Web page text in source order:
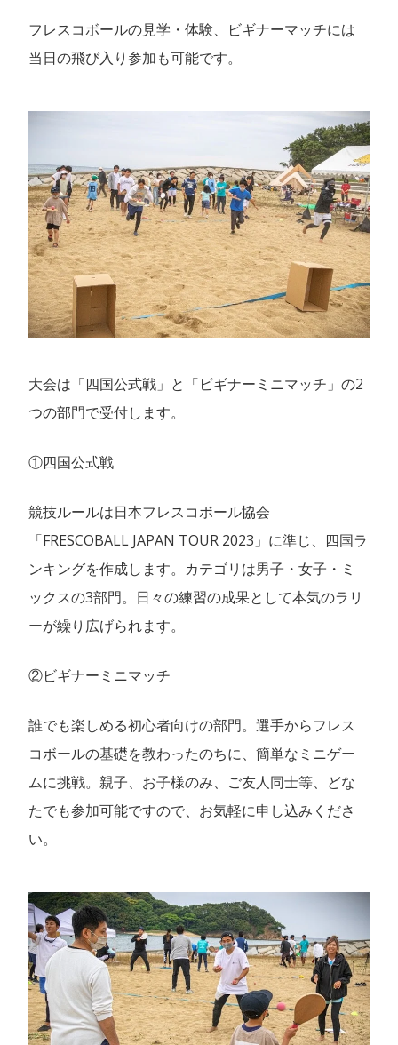
フレスコボールの見学・体験、ビギナーマッチには
当日の飛び入り参加も可能です。
大会は「四国公式戦」と「ビギナーミニマッチ」の2
つの部門で受付します。
①四国公式戦
競技ルールは日本フレスコボール協会
「FRESCOBALL JAPAN TOUR 2023」に準じ、四国ラ
ンキングを作成します。カテゴリは男子・女子・ミ
ックスの3部門。日々の練習の成果として本気のラリ
ーが繰り広げられます。
②ビギナーミニマッチ
誰でも楽しめる初心者向けの部門。選手からフレス
コボールの基礎を教わったのちに、簡単なミニゲー
ムに挑戦。親子、お子様のみ、ご友人同士等、どな
たでも参加可能ですので、お気軽に申し込みくださ
い。